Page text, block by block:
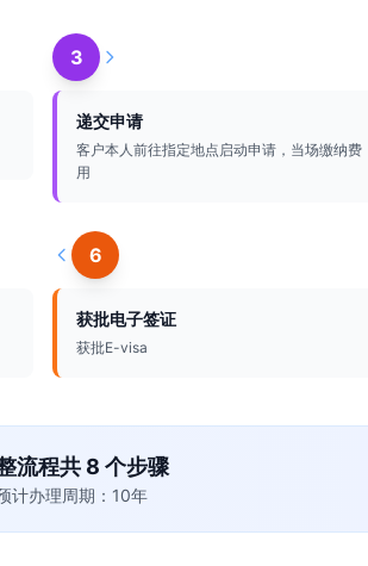
3
递交申请
客户本人前往指定地点启动申请，当场缴纳费
用
6
获批电子签证
获批E-visa
流程共 8 个步骤
计办理周期：10年